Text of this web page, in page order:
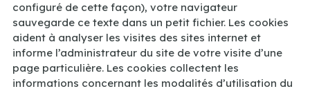
configuré de cette façon), votre navigateur
sauvegarde ce texte dans un petit fichier. Les cookies
aident à analyser les visites des sites internet et
informe l’administrateur du site de votre visite d’une
page particulière. Les cookies collectent les
informations concernant les modalités d’utilisation du